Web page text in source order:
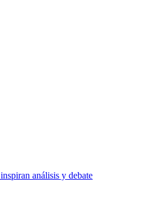
análisis y debate